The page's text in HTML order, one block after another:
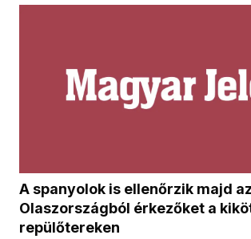
A spanyolok is ellenőrzik majd az
Olaszországból érkezőket a
repülőtereken